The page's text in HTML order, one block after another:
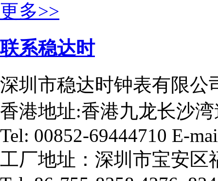
更多>>
联系稳达时
深圳市稳达时钟表有限公
香港地址:香港九龙长沙
Tel: 00852-69444710 E-
工厂地址：深圳市宝安区